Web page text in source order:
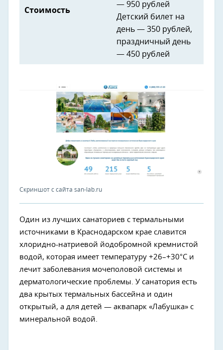
Стоимость
— 950 рублей
Детский билет на
день — 350 рублей,
праздничный день
— 450 рублей
Скриншот с сайта san-lab.ru
Один из лучших санаториев с термальными
источниками в Краснодарском крае славится
хлоридно-натриевой йодобромной кремнистой
водой, которая имеет температуру +26–+30°С и
лечит заболевания мочеполовой системы и
дерматологические проблемы. У санатория есть
два крытых термальных бассейна и один
открытый, а для детей — аквапарк «Лабушка» с
минеральной водой.